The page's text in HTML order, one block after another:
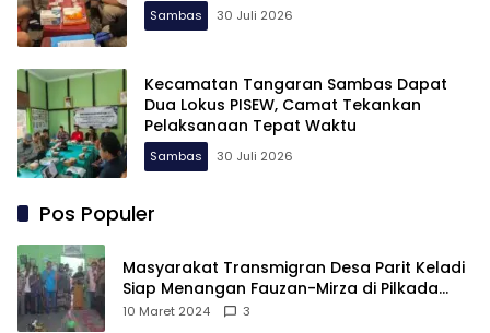
Sambas 30 Juli 2026
Kecamatan Tangaran Sambas Dapat
Dua Lokus PISEW, Camat Tekankan
Pelaksanaan Tepat Waktu
Sambas 30 Juli 2026
Pos Populer
Masyarakat Transmigran Desa Parit Keladi
Siap Menangan Fauzan-Mirza di Pilkada
Kubu Raya
10 Maret 2024 3